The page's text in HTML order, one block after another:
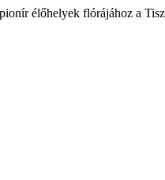
élőhelyek flórájához a